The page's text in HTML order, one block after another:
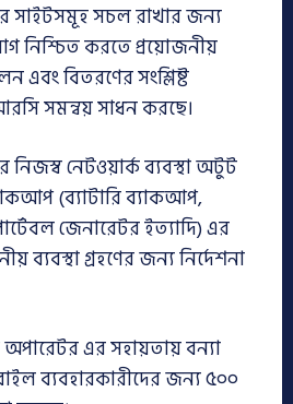
সাইটসমূহ সচল রাখার জন্য
নিশ্চিত করতে প্রয়োজনীয়
এবং বিতরণের সংশ্লিষ্ট
সমন্বয় সাধন করছে।
নেটওয়ার্ক ব্যবস্থা অটুট
(ব্যাটারি ব্যাকআপ,
জেনারেটর ইত্যাদি) এর
ব্যবস্থা গ্রহণের জন্য নির্দেশনা
এর সহায়তায় বন্যা
ব্যবহারকারীদের জন্য ৫০০